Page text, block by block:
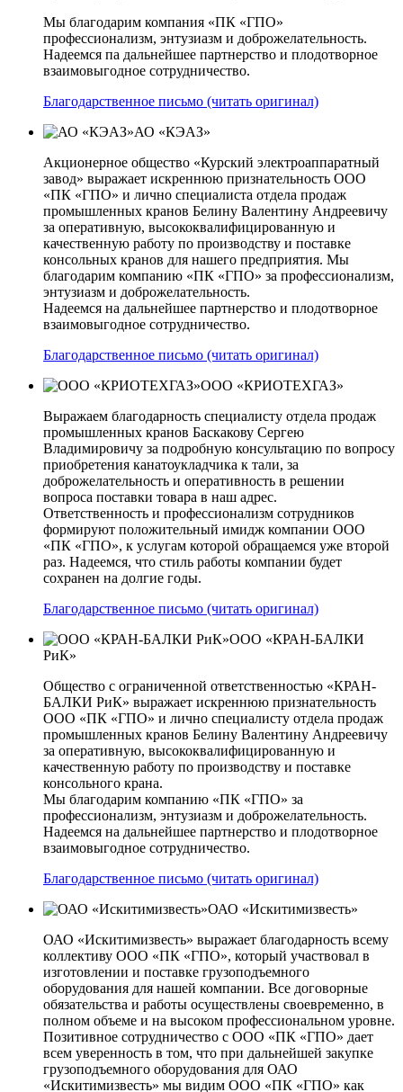
Мы благодарим компания «ПК «ГПО»
профессионализм, энтузиазм и доброжелательность.
Надеемся па дальнейшее партнерство и плодотворное
взаимовыгодное сотрудничество.
Благодарственное письмо (читать оригинал)
АО «КЭАЗ»
Акционерное общество «Курский электроаппаратный
завод» выражает искреннюю признательность ООО
«ПК «ГПО» и лично специалиста отдела продаж
промышленных кранов Белину Валентину Андреевичу
за оперативную, высококвалифицированную и
качественную работу по производству и поставке
консольных кранов для нашего предприятия. Мы
благодарим компанию «ПК «ГПО» за профессионализм,
энтузиазм и доброжелательность.
Надеемся на дальнейшее партнерство и плодотворное
взаимовыгодное сотрудничество.
Благодарственное письмо (читать оригинал)
ООО «КРИОТЕХГАЗ»
Выражаем благодарность специалисту отдела продаж
промышленных кранов Баскакову Сергею
Владимировичу за подробную консультацию по вопросу
приобретения канатоукладчика к тали, за
доброжелательность и оперативность в решении
вопроса поставки товара в наш адрес.
Ответственность и профессионализм сотрудников
формируют положительный имидж компании ООО
«ПК «ГПО», к услугам которой обращаемся уже второй
раз. Надеемся, что стиль работы компании будет
сохранен на долгие годы.
Благодарственное письмо (читать оригинал)
ООО «КРАН-БАЛКИ
РиК»
Общество с ограниченной ответственностью «КРАН-
БАЛКИ РиК» выражает искреннюю признательность
ООО «ПК «ГПО» и лично специалисту отдела продаж
промышленных кранов Белину Валентину Андреевичу
за оперативную, высококвалифицированную и
качественную работу по производству и поставке
консольного крана.
Мы благодарим компанию «ПК «ГПО» за
профессионализм, энтузиазм и доброжелательность.
Надеемся на дальнейшее партнерство и плодотворное
взаимовыгодное сотрудничество.
Благодарственное письмо (читать оригинал)
ОАО «Искитимизвесть»
ОАО «Искитимизвесть» выражает благодарность всему
коллективу ООО «ПК «ГПО», который участвовал в
изготовлении и поставке грузоподъемного
оборудования для нашей компании. Все договорные
обязательства и работы осуществлены своевременно, в
полном объеме и на высоком профессиональном уровне.
Позитивное сотрудничество с ООО «ПК «ГПО» дает
всем уверенность в том, что при дальнейшей закупке
грузоподъемного оборудования для ОАО
«Искитимизвесть» мы видим ООО «ПК «ГПО» как